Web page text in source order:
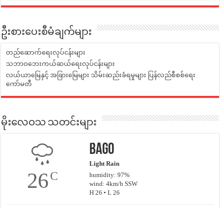
ဦးစားပေးစီမံချက်များ
တည်ဆောက်ရေးလုပ်ငန်းများ
သဘာဝဘေးကယ်ဆယ်ရေးလုပ်ငန်းများ
လယ်ယာမြေနှင့် အခြားမြေများ သိမ်းဆည်းခံရမှုများ ပြန်လည်စီစစ်ရေး
ကော်မတီ
မိုးလေဝသ သတင်းများ
26C
Bago
Light Rain
humidity: 97%
wind: 4km/h SSW
H 26 • L 26